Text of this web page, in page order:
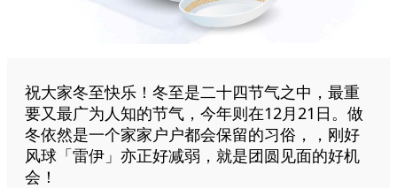
祝大家冬至快乐！冬至是二十四节气之中，最重
要又最广为人知的节气，今年则在12月21日。做
冬依然是一个家家户户都会保留的习俗，，刚好
风球「雷伊」亦正好减弱，就是团圆见面的好机
会！